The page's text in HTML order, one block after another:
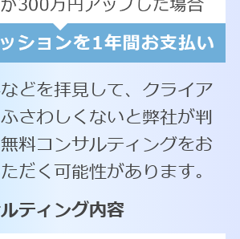
どを拝見して、クライア
さわしくないと弊社が判
料コンサルティングをお
だく可能性があります。
ティング内容